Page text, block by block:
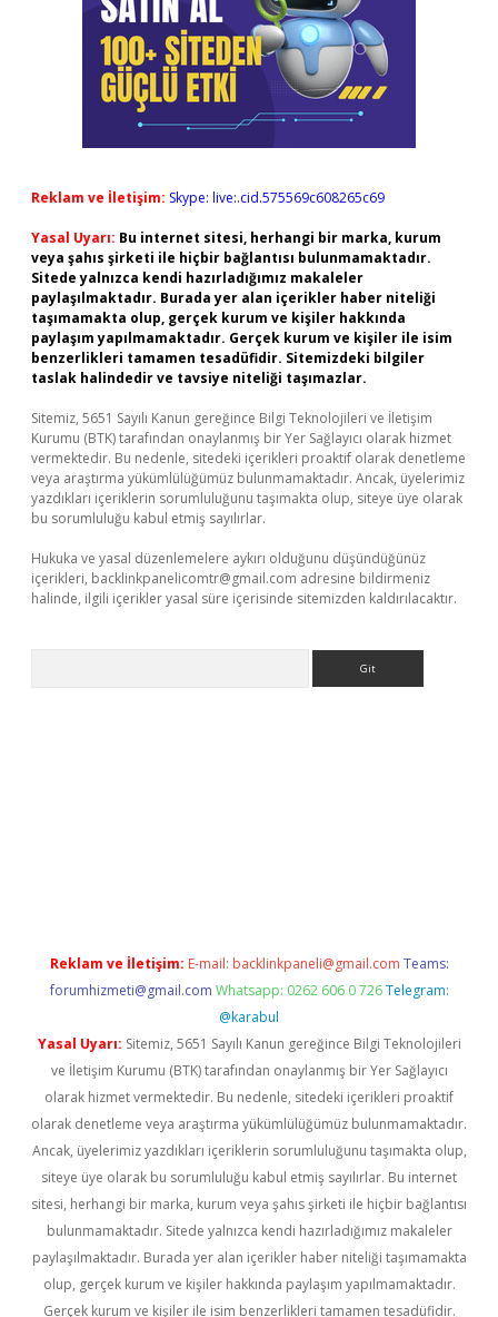
Reklam ve İletişim: Skype: live:.cid.575569c608265c69
Yasal Uyarı: Bu internet sitesi, herhangi bir marka, kurum
veya şahıs şirketi ile hiçbir bağlantısı bulunmamaktadır.
Sitede yalnızca kendi hazırladığımız makaleler
paylaşılmaktadır. Burada yer alan içerikler haber niteliği
taşımamakta olup, gerçek kurum ve kişiler hakkında
paylaşım yapılmamaktadır. Gerçek kurum ve kişiler ile isim
benzerlikleri tamamen tesadüfidir. Sitemizdeki bilgiler
taslak halindedir ve tavsiye niteliği taşımazlar.
Sitemiz, 5651 Sayılı Kanun gereğince Bilgi Teknolojileri ve İletişim
Kurumu (BTK) tarafından onaylanmış bir Yer Sağlayıcı olarak hizmet
vermektedir. Bu nedenle, sitedeki içerikleri proaktif olarak denetleme
veya araştırma yükümlülüğümüz bulunmamaktadır. Ancak, üyelerimiz
yazdıkları içeriklerin sorumluluğunu taşımakta olup, siteye üye olarak
bu sorumluluğu kabul etmiş sayılırlar.
Hukuka ve yasal düzenlemelere aykırı olduğunu düşündüğünüz
içerikleri, backlinkpanelicomtr@gmail.com adresine bildirmeniz
halinde, ilgili içerikler yasal süre içerisinde sitemizden kaldırılacaktır.
Reklam ve İletişim: E-mail: backlinkpaneli@gmail.com Teams:
forumhizmeti@gmail.com Whatsapp: 0262 606 0 726 Telegram:
@karabul
Yasal Uyarı: Sitemiz, 5651 Sayılı Kanun gereğince Bilgi Teknolojileri
ve İletişim Kurumu (BTK) tarafından onaylanmış bir Yer Sağlayıcı
olarak hizmet vermektedir. Bu nedenle, sitedeki içerikleri proaktif
olarak denetleme veya araştırma yükümlülüğümüz bulunmamaktadır.
Ancak, üyelerimiz yazdıkları içeriklerin sorumluluğunu taşımakta olup,
siteye üye olarak bu sorumluluğu kabul etmiş sayılırlar. Bu internet
sitesi, herhangi bir marka, kurum veya şahıs şirketi ile hiçbir bağlantısı
bulunmamaktadır. Sitede yalnızca kendi hazırladığımız makaleler
paylaşılmaktadır. Burada yer alan içerikler haber niteliği taşımamakta
olup, gerçek kurum ve kişiler hakkında paylaşım yapılmamaktadır.
Gerçek kurum ve kişiler ile isim benzerlikleri tamamen tesadüfidir.